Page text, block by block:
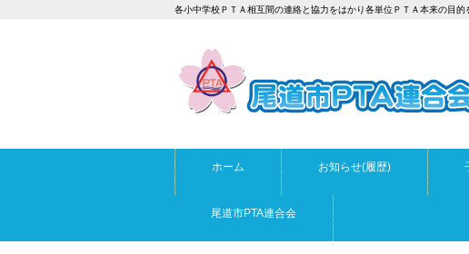
各小中学校ＰＴＡ相互間の連絡と協力をはかり各単位ＰＴＡ本来の目的
ホーム お知らせ(履歴)
尾道市PTA連合会